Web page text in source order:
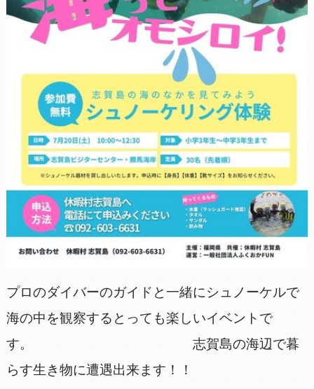
プロのダイバーのガイドと一緒にシュノーケルで
海の中を観察するとっても楽しいイベントで
す。 志賀島の海辺で暮
らす生き物に遭遇出来ます！！